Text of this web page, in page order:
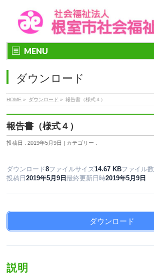
MENU
ダウンロード
HOME » ダウンロード » 報告書（様式４）
報告書（様式４）
投稿日 : 2019年5月9日 | カテゴリー :
ダウンロード8ファイルサイズ14.67 KBファイル数
投稿日2019年5月9日最終更新日時2019年5月9日
ダウンロード
説明